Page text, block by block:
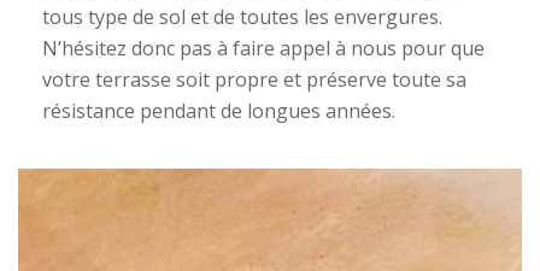
tous type de sol et de toutes les envergures.
N’hésitez donc pas à faire appel à nous pour que
votre terrasse soit propre et préserve toute sa
résistance pendant de longues années.